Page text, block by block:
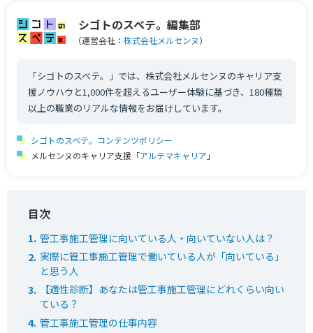
シゴトのスベテ。編集部
（運営会社： 株式会社メルセンヌ）
「シゴトのスベテ。」では、株式会社メルセンヌのキャリア支
援ノウハウと1,000件を超えるユーザー体験に基づき、180種類
以上の職業のリアルな情報をお届けしています。
シゴトのスベテ。コンテンツポリシー
メルセンヌのキャリア支援「アルテマキャリア 」
管工事施工管理に向いている人・向いていない人は？
実際に管工事施工管理で働いている人が「向いている」
と思う人
【適性診断】あなたは管工事施工管理にどれくらい向い
ている？
管工事施工管理の仕事内容